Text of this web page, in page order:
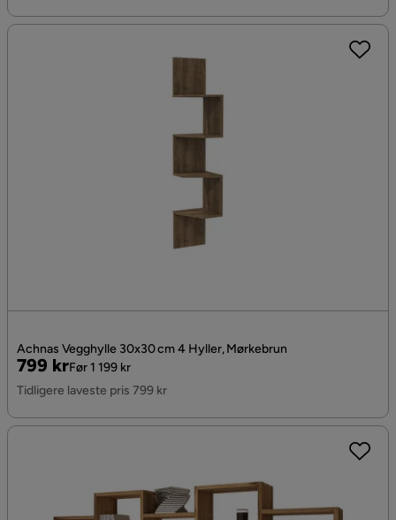
Achnas Vegghylle 30x30 cm 4 Hyller, Mørkebrun
Pris
799 kr
Original
Pris
Før 1 199 kr
Tidligere laveste pris 799 kr